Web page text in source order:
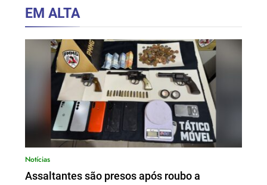
EM ALTA
Notícias
Assaltantes são presos após roubo a